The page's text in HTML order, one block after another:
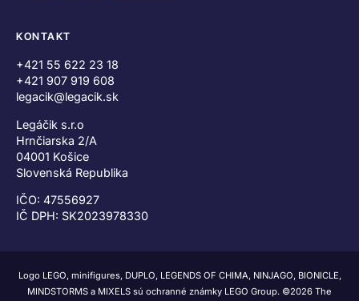
KONTAKT
+421 55 622 23 18
+421 907 919 608
legacik@legacik.sk
Legáčik s.r.o
Hrnčiarska 2/A
04001 Košice
Slovenská Republika
IČO: 47556927
IČ DPH: SK2023978330
Logo LEGO, minifigures, DUPLO, LEGENDS OF CHIMA, NINJAGO, BIONICLE,
MINDSTORMS a MIXELS sú ochranné známky LEGO Group. ©2026 The